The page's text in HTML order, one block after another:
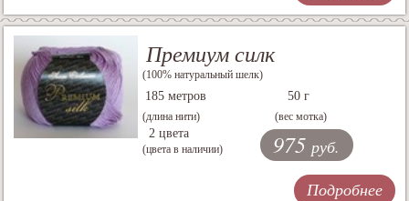
Премиум силк
(100% натуральный шелк)
185 метров
(длина нити)
50 г
(вес мотка)
2 цвета
(цвета в наличии) 975 руб.
Подробнее